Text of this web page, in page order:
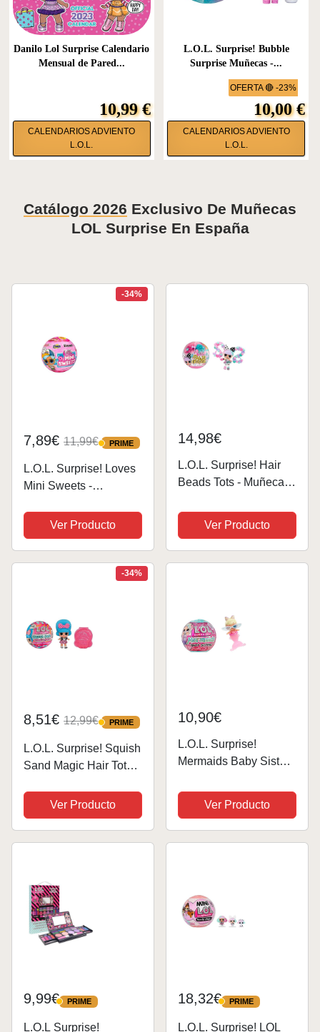
Danilo Lol Surprise Calendario
Mensual de Pared...
10,99 €
CALENDARIOS ADVIENTO
L.O.L.
OFERTA 🔴 -23%
L.O.L. Surprise! Bubble
Surprise Muñecas -...
10,00 €
CALENDARIOS ADVIENTO
L.O.L.
Catálogo 2026 Exclusivo De Muñecas
LOL Surprise En España
-34%
7,89€ 11,99€ PRIME
PRIME
L.O.L. Surprise! Loves
Mini Sweets -
sorpresas -8
accesorios y muñecas
con tema de caramelo
en un embalaje de
Ver Producto
14,98€
L.O.L. Surprise! Hair
Beads Tots - Muñeca
Más de 60 Cuentas de
Pelo - Muñeca de
Cuentas de Pelo con
Ver Producto
-34%
8,51€ 12,99€ PRIME
PRIME
L.O.L. Surprise! Squish
Sand Magic Hair Tots -
con squish sand y
sorpresas - óptima
para niñas de 3 años
Ver Producto
10,90€
L.O.L. Surprise!
Mermaids Baby Sisters
Cambian de Color,
Surtido Aleatorio,
Incluye 1 Muñeca con
Bonitos Accesorios,
Ver Producto
9,99€ PRIME
PRIME
L.O.L Surprise!
18,32€ PRIME
PRIME
L.O.L. Surprise! LOL